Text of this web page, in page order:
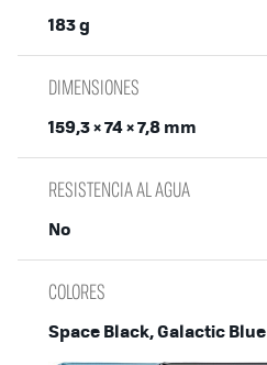
183 g
DIMENSIONES
159,3 × 74 × 7,8 mm
RESISTENCIA AL AGUA
No
COLORES
Space Black, Galactic Blue